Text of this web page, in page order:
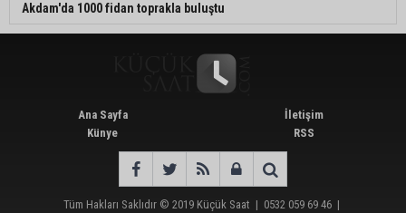
Akdam'da 1000 fidan toprakla buluştu
Ana Sayfa
Künye
İletişim
RSS
Tüm Hakları Saklıdır © 2019 Küçük Saat | 0532 059 69 46 |